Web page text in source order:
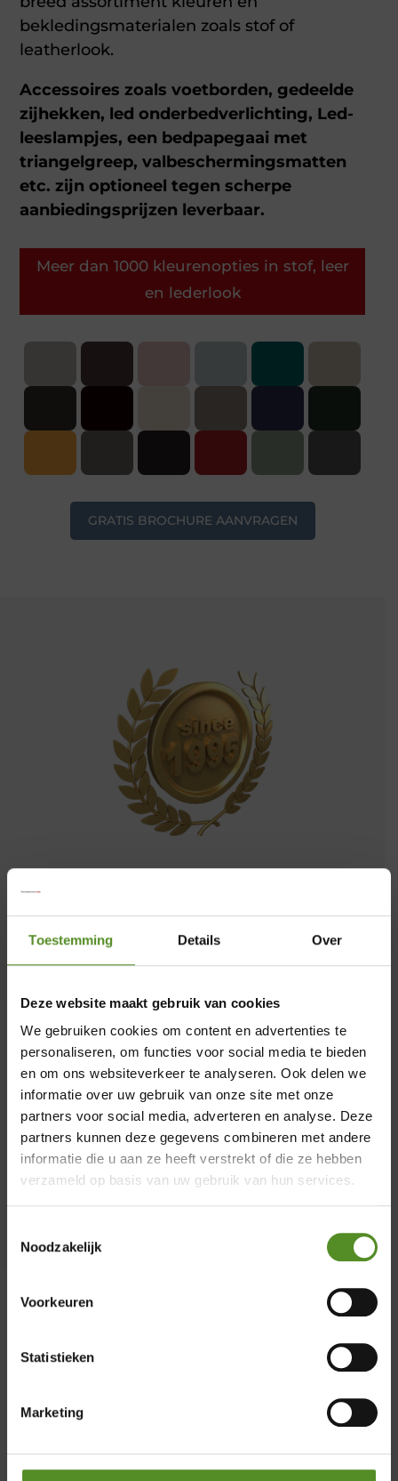
Toestemming Details Over
Deze website maakt gebruik van cookies
We gebruiken cookies om content en advertenties te
personaliseren, om functies voor social media te bieden
en om ons websiteverkeer te analyseren. Ook delen we
informatie over uw gebruik van onze site met onze
partners voor social media, adverteren en analyse. Deze
partners kunnen deze gegevens combineren met andere
informatie die u aan ze heeft verstrekt of die ze hebben
verzameld op basis van uw gebruik van hun services.
Noodzakelijk
Voorkeuren
Statistieken
Marketing
bekledingsmaterialen zoals stof of
leatherlook.
Accessoires zoals voetborden, gedeelde
zijhekken, led onderbedverlichting, Led-
leeslampjes, een bedpapegaai met
triangelgreep, valbeschermingsmatten
etc. zijn optioneel tegen scherpe
aanbiedingsprijzen leverbaar.
Meer dan 1000 kleurenopties in stof, leer
en lederlook
GRATIS BROCHURE AANVRAGEN
Al meer dan twee decennia, sinds onze
toonaangevende aanbieder van
slaapcomfort. Een hoogtepunt in onze
geschiedenis is de ontwikkeling van het
ErkendMatras®, ons kroonjuweel, dat door
verbeteringen heeft ondergaan en nu een
ongeëvenaarde perfectie heeft bereikt. Als
trotse officiële partner van ErkendMatras
biedt Merkmatrassen niet alleen
producten van topkwaliteit, maar ook een
uitmuntende klantenservice en
uitstekende nazorg.
Showroom Breda
Vrijdag 12:00 – 17:00
Zondag 12:00 – 17:00
×